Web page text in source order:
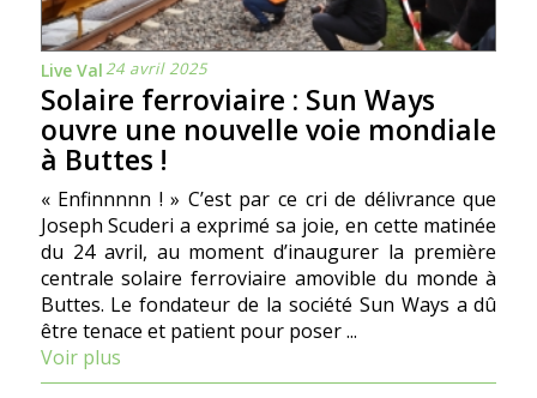
Live Val24 avril 2025
Solaire ferroviaire : Sun Ways
ouvre une nouvelle voie mondiale
à Buttes !
« Enfinnnnn ! » C’est par ce cri de délivrance que
Joseph Scuderi a exprimé sa joie, en cette matinée
du 24 avril, au moment d’inaugurer la première
centrale solaire ferroviaire amovible du monde à
Buttes. Le fondateur de la société Sun Ways a dû
être tenace et patient pour poser ...
Voir plus